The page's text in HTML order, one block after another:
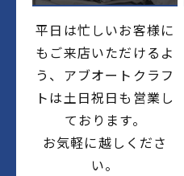
平日は忙しいお客様に
もご来店いただけるよ
う、アブオートクラフ
トは土日祝日も営業し
ております。
お気軽に越しくださ
い。